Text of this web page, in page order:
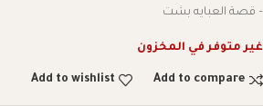
– قصة العبايه بشت
غير متوفر في المخزون
Add to compare
Add to wishlist